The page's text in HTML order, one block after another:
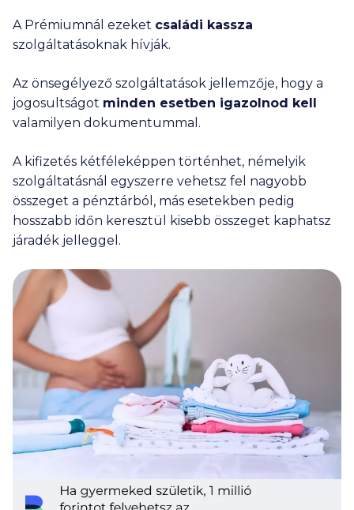
A Prémiumnál ezeket családi kassza
szolgáltatásoknak hívják.
Az önsegélyező szolgáltatások jellemzője, hogy a
jogosultságot minden esetben igazolnod kell
valamilyen dokumentummal.
A kifizetés kétféleképpen történhet, némelyik
szolgáltatásnál egyszerre vehetsz fel nagyobb
összeget a pénztárból, más esetekben pedig
hosszabb időn keresztül kisebb összeget kaphatsz
járadék jelleggel.